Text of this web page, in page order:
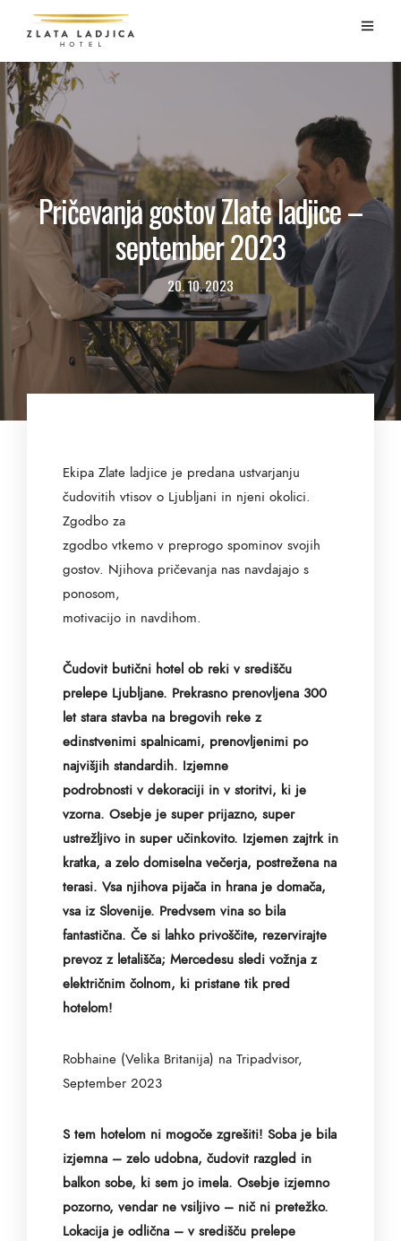
Pričevanja gostov Zlate ladjice –
september 2023
20. 10. 2023
Ekipa Zlate ladjice je predana ustvarjanju
čudovitih vtisov o Ljubljani in njeni okolici.
Zgodbo za
zgodbo vtkemo v preprogo spominov svojih
gostov. Njihova pričevanja nas navdajajo s
ponosom,
motivacijo in navdihom.
Čudovit butični hotel ob reki v središču
prelepe Ljubljane. Prekrasno prenovljena 300
let stara stavba na bregovih reke z
edinstvenimi spalnicami, prenovljenimi po
najvišjih standardih. Izjemne
podrobnosti v dekoraciji in v storitvi, ki je
vzorna. Osebje je super prijazno, super
ustrežljivo in super učinkovito. Izjemen zajtrk in
kratka, a zelo domiselna večerja, postrežena na
terasi. Vsa njihova pijača in hrana je domača,
vsa iz Slovenije. Predvsem vina so bila
fantastična. Če si lahko privoščite, rezervirajte
prevoz z letališča; Mercedesu sledi vožnja z
električnim čolnom, ki pristane tik pred
hotelom!
Robhaine (Velika Britanija) na Tripadvisor,
September 2023
S tem hotelom ni mogoče zgrešiti! Soba je bila
izjemna – zelo udobna, čudovit razgled in
balkon sobe, ki sem jo imela. Osebje izjemno
pozorno, vendar ne vsiljivo – nič ni pretežko.
Lokacija je odlična – v središču prelepe